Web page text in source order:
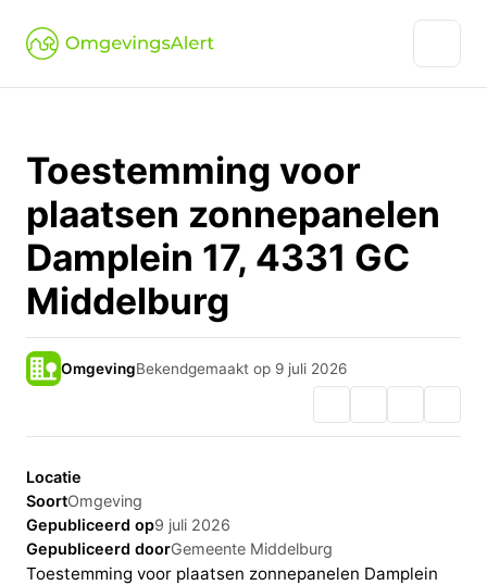
Toestemming voor
plaatsen zonnepanelen
Damplein 17, 4331 GC
Middelburg
OmgevingBekendgemaakt op 9 juli 2026
Locatie
SoortOmgeving
Gepubliceerd op9 juli 2026
Gepubliceerd doorGemeente Middelburg
Toestemming voor plaatsen zonnepanelen Damplein